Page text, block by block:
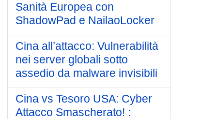
Sanità Europea con
ShadowPad e NailaoLocker
Cina all’attacco: Vulnerabilità
nei server globali sotto
assedio da malware invisibili
Cina vs Tesoro USA: Cyber
Attacco Smascherato! :